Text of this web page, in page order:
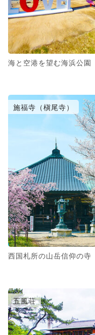
海と空港を望む海浜公園
施福寺（槇尾寺）
西国札所の山岳信仰の寺
五風荘